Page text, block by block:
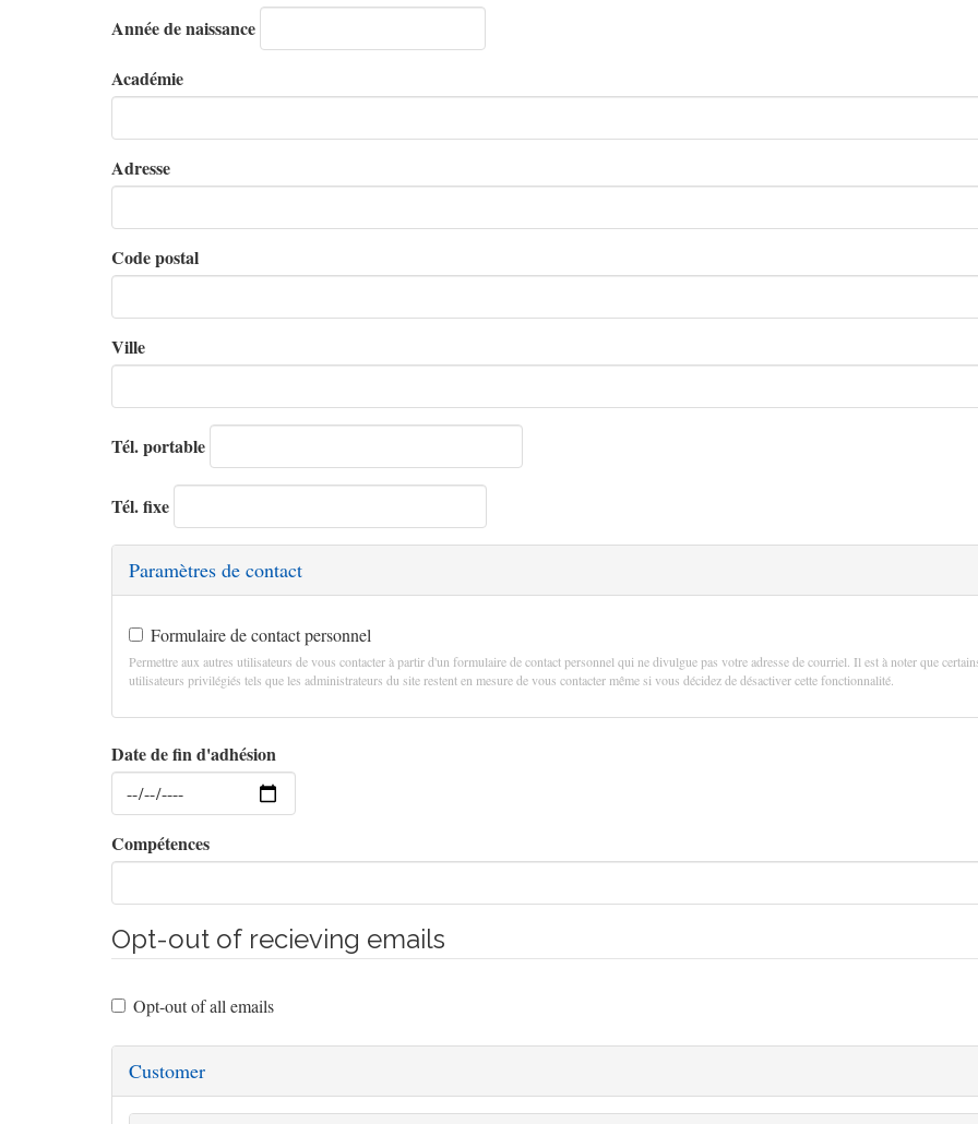
Année de naissance
Académie
Adresse
Code postal
Ville
Tél. portable
Tél. fixe
Paramètres de contact
Formulaire de contact personnel
Permettre aux autres utilisateurs de vous contacter à partir d'un formulaire de contact personnel qui ne divulgue pas votre adresse de courriel. Il est à noter que
utilisateurs privilégiés tels que les administrateurs du site restent en mesure de vous contacter même si vous décidez de désactiver cette fonctionnalité.
Date de fin d'adhésion
Date
Compétences
Opt-out of recieving emails
Opt-out of all emails
Customer